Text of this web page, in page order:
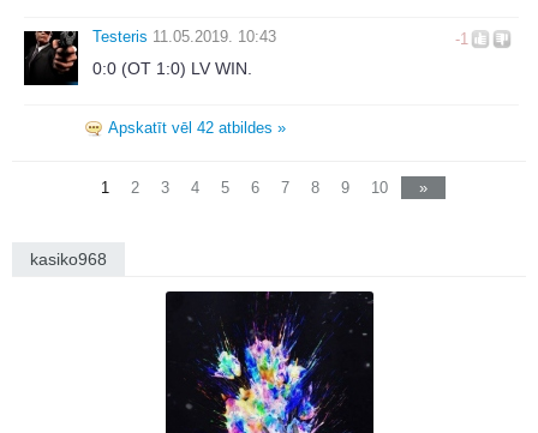
-1
Testeris 11.05.2019. 10:43
0:0 (OT 1:0) LV WIN.
Apskatīt vēl 42 atbildes »
1 2 3 4 5 6 7 8 9 10 »
kasiko968